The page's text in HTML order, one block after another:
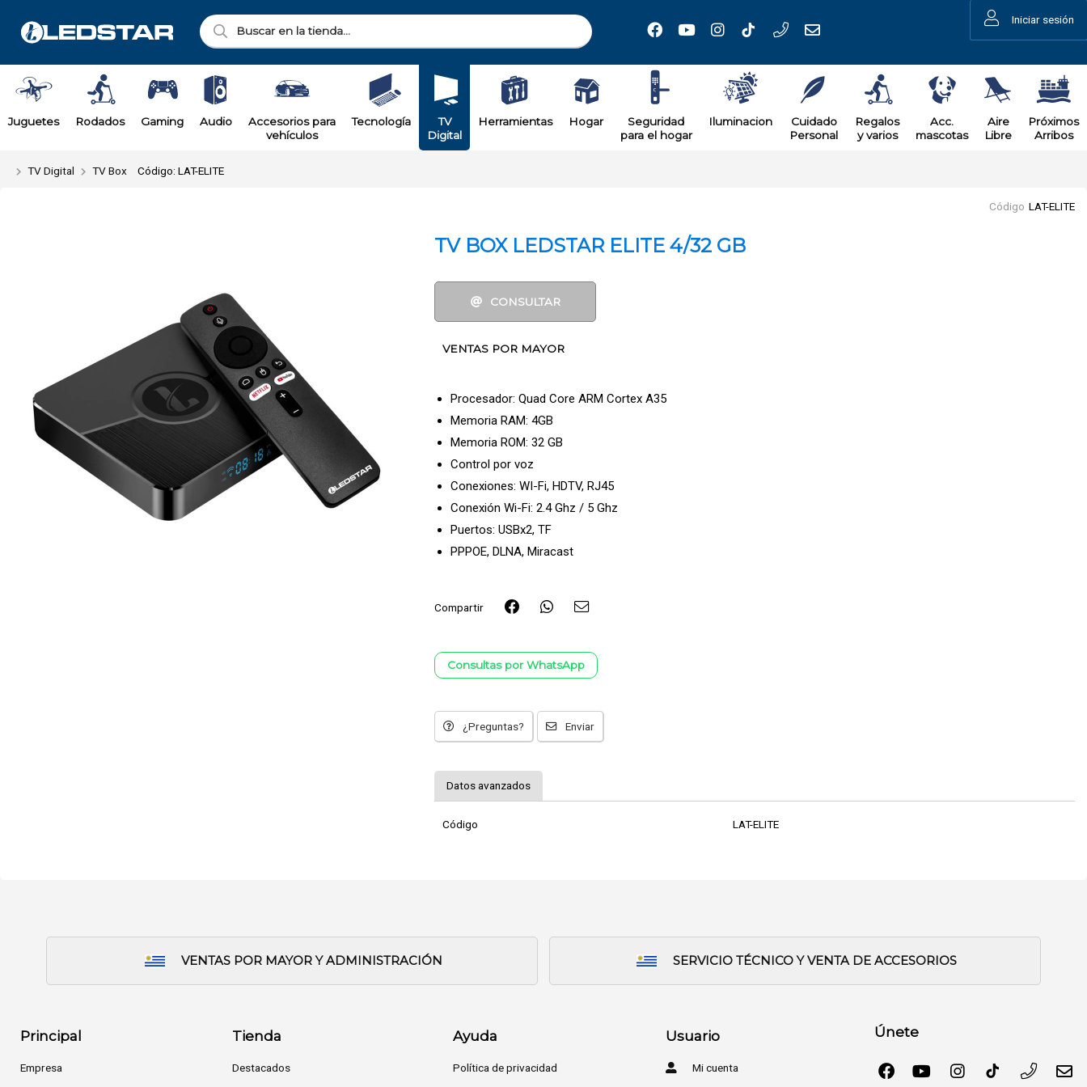
Enviar a email Iniciar sesión
Juguetes Rodados Gaming Audio
Accesorios para
vehículos
Tecnología
TV
Digital
Herramientas Hogar
Seguridad
para el hogar
Iluminacion
Cuidado
Personal
Regalos
y varios
Acc.
mascotas
Aire
Libre
Próximos
Arribos
TV Digital TV Box Código: LAT-ELITE
Código LAT-ELITE
TV BOX LEDSTAR ELITE 4/32 GB
CONSULTAR
VENTAS POR MAYOR
Procesador: Quad Core ARM Cortex A35
Memoria RAM: 4GB
Memoria ROM: 32 GB
Control por voz
Conexiones: WI-Fi, HDTV, RJ45
Conexión Wi-Fi: 2.4 Ghz / 5 Ghz
Puertos: USBx2, TF
PPPOE, DLNA, Miracast
Compartir
Consultas por WhatsApp
¿Preguntas? Enviar
Datos avanzados
Código LAT-ELITE
VENTAS POR MAYOR Y ADMINISTRACIÓN SERVICIO TÉCNICO Y VENTA DE ACCESORIOS
Principal
Empresa
Tienda
Destacados
Ayuda
Política de privacidad
Usuario
Mi cuenta
Únete